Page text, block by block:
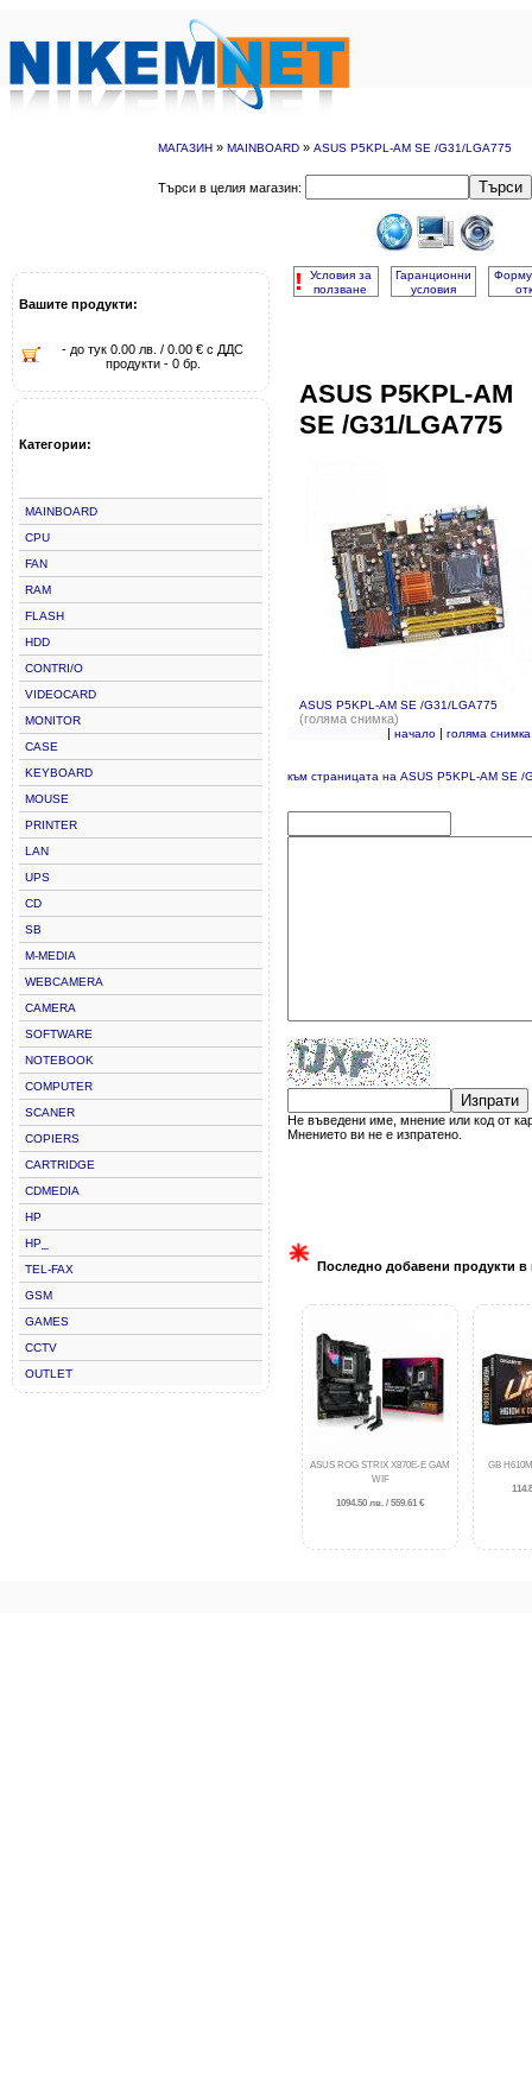
МАГАЗИН » MAINBOARD » ASUS P5KPL-AM SE /G31/LGA775
Търси в целия магазин: Търси
Вашите продукти:
- до тук 0.00 лв. / 0.00 € с ДДС
продукти - 0 бр.
Категории:
MAINBOARD
CPU
FAN
RAM
FLASH
HDD
CONTRI/O
VIDEOCARD
MONITOR
CASE
KEYBOARD
MOUSE
PRINTER
LAN
UPS
CD
SB
M-MEDIA
WEBCAMERA
CAMERA
SOFTWARE
NOTEBOOK
COMPUTER
SCANER
COPIERS
CARTRIDGE
CDMEDIA
HP
HP_
TEL-FAX
GSM
GAMES
CCTV
OUTLET
!
Условия за
ползване
Гаранционни
условия
ASUS P5KPL-AM
SE /G31/LGA775
ASUS P5KPL-AM SE /G31/LGA775
(голяма снимка)
| начало| голяма снимка
към страницата на ASUS P5KPL-AM SE /
Изпрати
Не въведени име, мнение или код от
Мнението ви не е изпратено.
Последно добавени продукти в
ASUS ROG STRIX X870E-E GAM
WIF
1094.50 лв. / 559.61 €
GB